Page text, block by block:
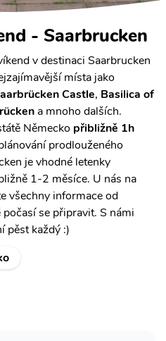
- Saarbrucken
v destinaci Saarbrucken
místa jako
Castle, Basilica of
a mnoho dalších.
Německo přibližně 1h
prodlouženého
je vhodné letenky
1-2 měsíce. U nás na
všechny informace od
se připravit. S námi
pěst každý :)